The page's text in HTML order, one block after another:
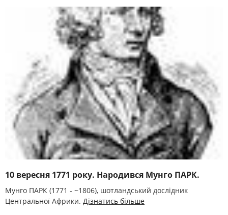
10 вересня 1771 року. Народився Мунго ПАРК.
Мунго ПАРК (1771 - ~1806), шотландський дослідник
Центральної Африки. Дізнатись більше